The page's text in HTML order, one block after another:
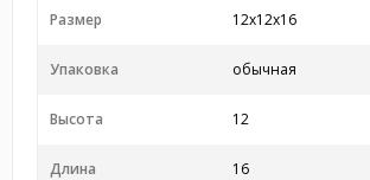
Размер 12x12x16
Упаковка обычная
Высота 12
Длина 16